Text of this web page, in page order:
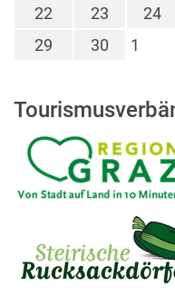
22
23 24
29
30 1